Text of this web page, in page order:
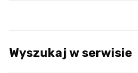
Wyszukaj w serwisie